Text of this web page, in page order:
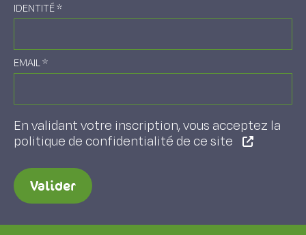
IDENTITÉ*
EMAIL*
En validant votre inscription, vous acceptez la
politique de confidentialité de ce site
Valider